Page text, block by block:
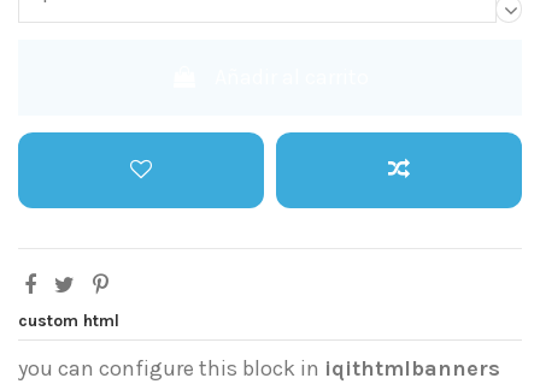
custom html
you can configure this block in iqithtmlbanners